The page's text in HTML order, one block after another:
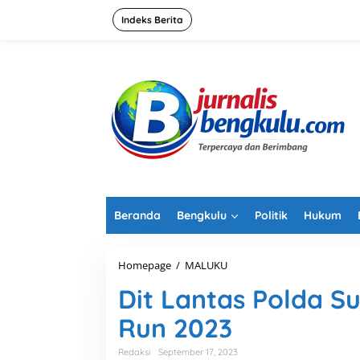
Indeks Berita
Beranda Bengkulu Politik Hukum
Homepage / MALUKU
t
L
a
n
t
Dit Lantas Polda
Run 2023
Redaksi
September 17, 2023